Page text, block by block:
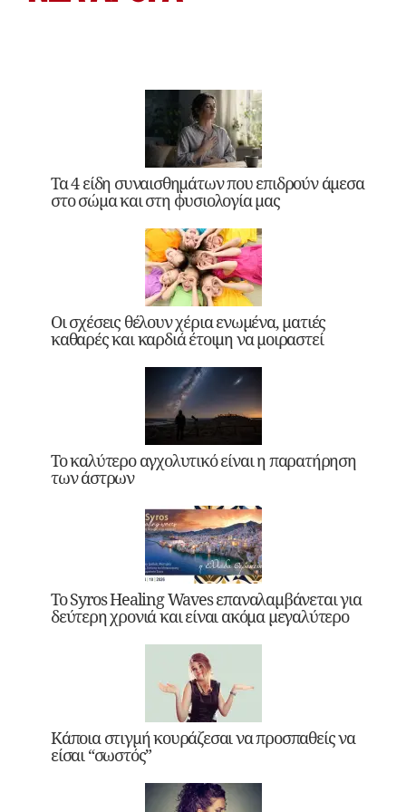
Τα 4 είδη συναισθημάτων που επιδρούν άμεσα
στο σώμα και στη φυσιολογία μας
Οι σχέσεις θέλουν χέρια ενωμένα, ματιές
καθαρές και καρδιά έτοιμη να μοιραστεί
Το καλύτερο αγχολυτικό είναι η παρατήρηση
των άστρων
Το Syros Healing Waves επαναλαμβάνεται για
δεύτερη χρονιά και είναι ακόμα μεγαλύτερο
Κάποια στιγμή κουράζεσαι να προσπαθείς να
είσαι “σωστός”